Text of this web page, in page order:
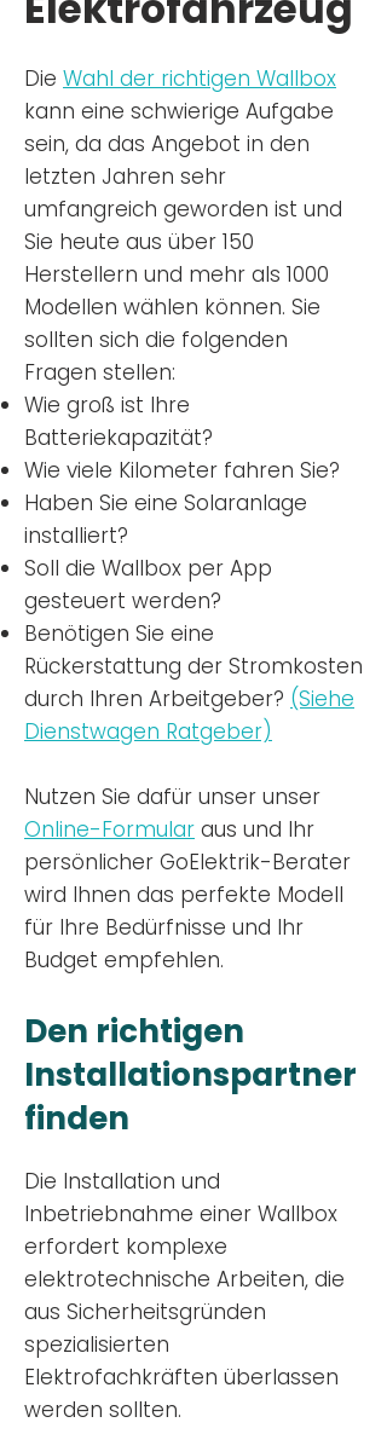
Die Wahl der richtigen Wallbox
kann eine schwierige Aufgabe
sein, da das Angebot in den
letzten Jahren sehr
umfangreich geworden ist und
Sie heute aus über 150
Herstellern und mehr als 1000
Modellen wählen können. Sie
sollten sich die folgenden
Fragen stellen:
Wie groß ist Ihre
Batteriekapazität?
Wie viele Kilometer fahren Sie?
Haben Sie eine Solaranlage
installiert?
Soll die Wallbox per App
gesteuert werden?
Benötigen Sie eine
Rückerstattung der Stromkosten
durch Ihren Arbeitgeber? (Siehe
Dienstwagen Ratgeber)
Nutzen Sie dafür unser unser
Online-Formular aus und Ihr
persönlicher GoElektrik-Berater
wird Ihnen das perfekte Modell
für Ihre Bedürfnisse und Ihr
Budget empfehlen.
Den richtigen
Installationspartner
finden
Die Installation und
Inbetriebnahme einer Wallbox
erfordert komplexe
elektrotechnische Arbeiten, die
aus Sicherheitsgründen
spezialisierten
Elektrofachkräften überlassen
werden sollten.